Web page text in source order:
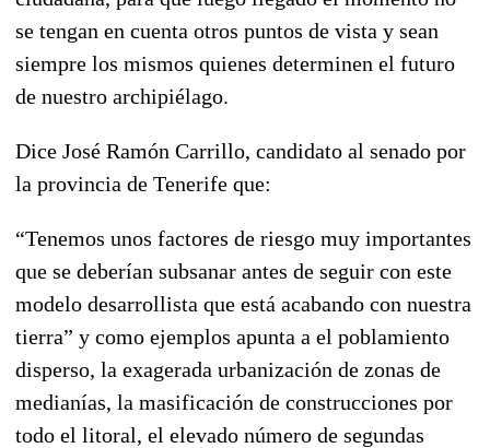
se tengan en cuenta otros puntos de vista y sean
siempre los mismos quienes determinen el futuro
de nuestro archipiélago.
Dice José Ramón Carrillo, candidato al senado por
la provincia de Tenerife que:
“Tenemos unos factores de riesgo muy importantes
que se deberían subsanar antes de seguir con este
modelo desarrollista que está acabando con nuestra
tierra” y como ejemplos apunta a el poblamiento
disperso, la exagerada urbanización de zonas de
medianías, la masificación de construcciones por
todo el litoral, el elevado número de segundas